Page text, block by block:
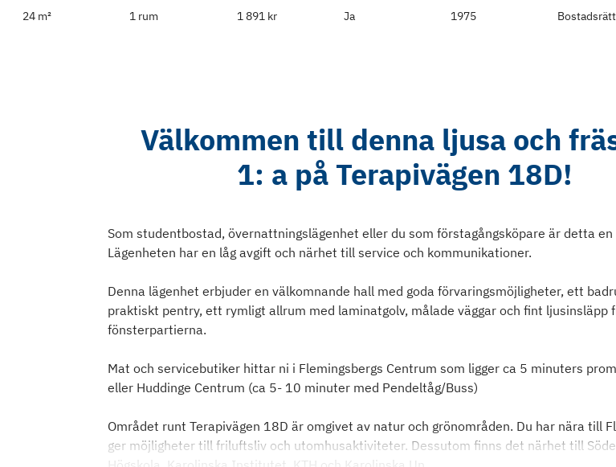
24 m²
1 rum
1 891 kr
Ja
1975
Bostadsrätt
Välkommen till denna ljusa och
1: a på Terapivägen 18D!
Som studentbostad, övernattningslägenhet eller du som förstagångsköpare är detta
Lägenheten har en låg avgift och närhet till service och kommunikationer.
Denna lägenhet erbjuder en välkomnande hall med goda förvaringsmöjligheter, ett
praktiskt pentry, ett rymligt allrum med laminatgolv, målade väggar och fint ljusinsläpp
fönsterpartierna.
Mat och servicebutiker hittar ni i Flemingsbergs Centrum som ligger ca 5 minuters
eller Huddinge Centrum (ca 5- 10 minuter med Pendeltåg/Buss)
Området runt Terapivägen 18D är omgivet av natur och grönområden. Du har nära till
ger möjligheter till friluftsliv och utomhusaktiviteter. Dessutom finns det närhet till